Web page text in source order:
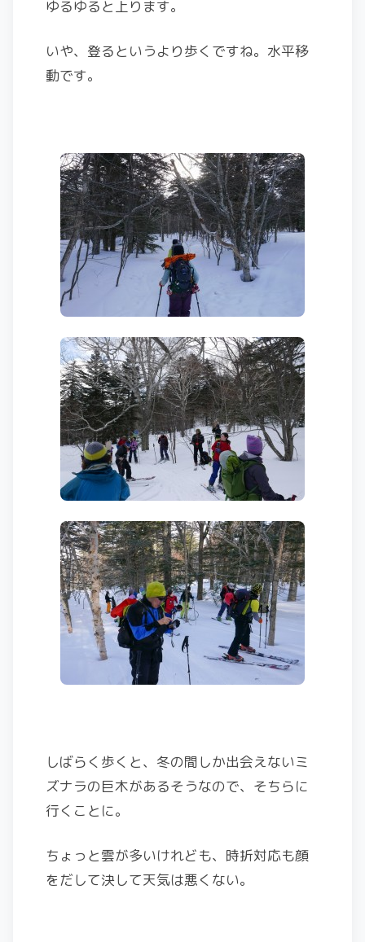
ゆるゆると上ります。
いや、登るというより歩くですね。水平移
動です。
しばらく歩くと、冬の間しか出会えないミ
ズナラの巨木があるそうなので、そちらに
行くことに。
ちょっと雲が多いけれども、時折対応も顔
をだして決して天気は悪くない。